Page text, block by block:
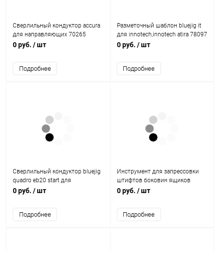
Сверлильный кондуктор accura
для направляющих 70265
Hettich
0 руб. / шт
Подробнее
Разметочный шаблон bluejig it
для innotech,innotech atira 78097
Hettich
0 руб. / шт
Подробнее
Сверлильный кондуктор bluejig
quadro eb20 start для
направляющих quadro 9084515
0 руб. / шт
Подробнее
Инструмент для запрессовки
штифтов боковин ящиков
78091 Hettich
0 руб. / шт
Подробнее